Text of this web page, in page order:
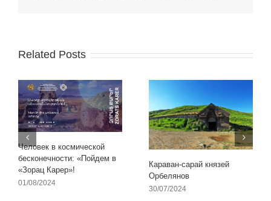
Related Posts
Человек в космической
бесконечности: «Пойдем в
«Зорац Карер»!
01/08/2024
Караван-сарай князей
Орбелянов
30/07/2024